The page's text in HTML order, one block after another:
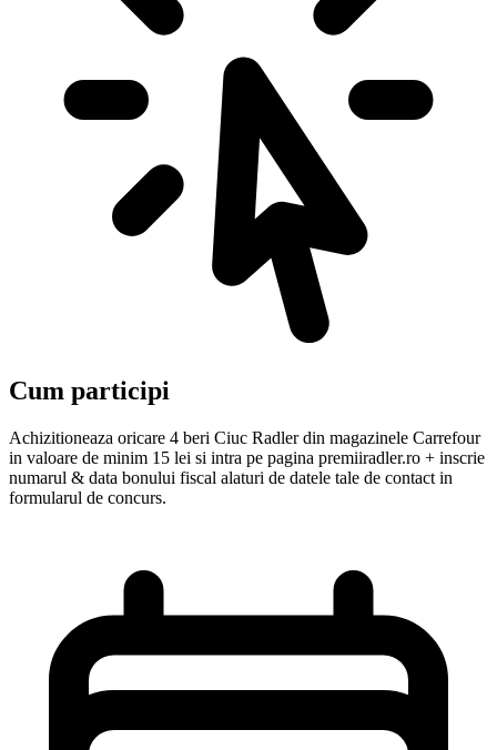
Cum participi
Achizitioneaza oricare 4 beri Ciuc Radler din magazinele Carrefour
in valoare de minim 15 lei si intra pe pagina premiiradler.ro + inscrie
numarul & data bonului fiscal alaturi de datele tale de contact in
formularul de concurs.